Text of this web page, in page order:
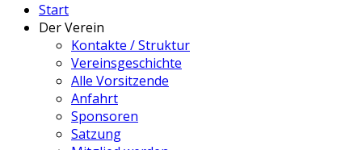
Start
Der Verein
Kontakte / Struktur
Vereinsgeschichte
Alle Vorsitzende
Anfahrt
Sponsoren
Satzung